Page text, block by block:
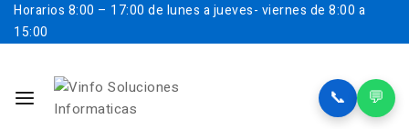
Horarios 8:00 – 17:00 de lunes a jueves- viernes de 8:00 a
15:00
📞 💬